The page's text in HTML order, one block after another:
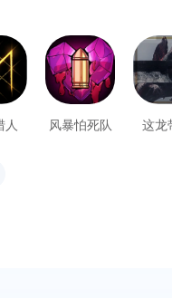
人 风暴怕死队 这龙